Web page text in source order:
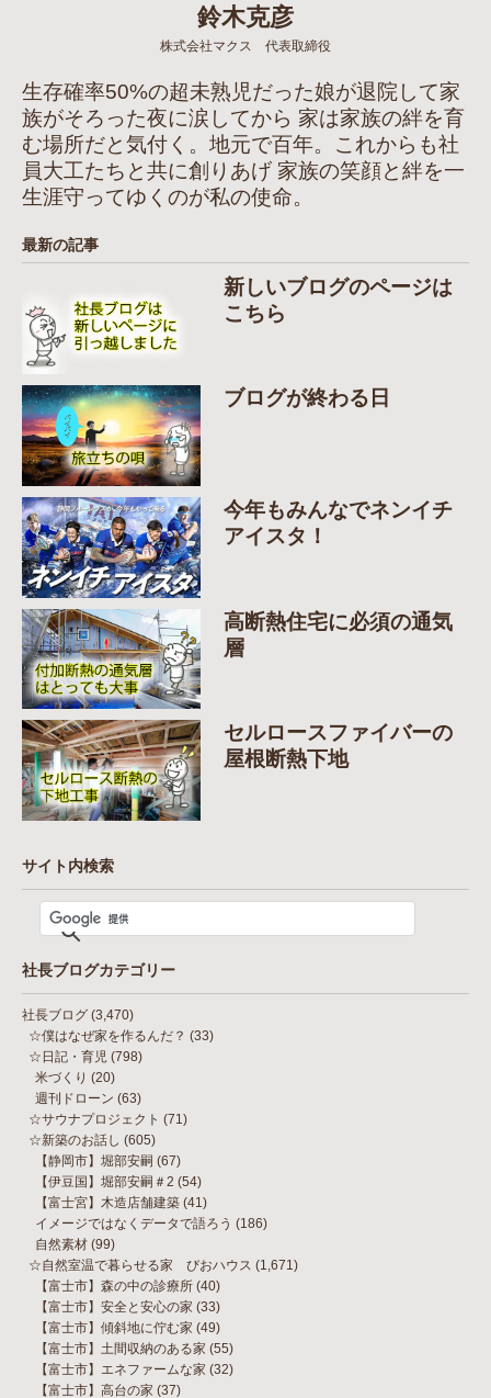
鈴木克彦
株式会社マクス 代表取締役
生存確率50%の超未熟児だった娘が退院して家
族がそろった夜に涙してから 家は家族の絆を育
む場所だと気付く。地元で百年。これからも社
員大工たちと共に創りあげ 家族の笑顔と絆を一
生涯守ってゆくのが私の使命。
最新の記事
新しいブログのページは
こちら
ブログが終わる日
今年もみんなでネンイチ
アイスタ！
高断熱住宅に必須の通気
層
セルロースファイバーの
屋根断熱下地
サイト内検索
社長ブログカテゴリー
社長ブログ (3,470)
☆僕はなぜ家を作るんだ？ (33)
☆日記・育児 (798)
米づくり (20)
週刊ドローン (63)
☆サウナプロジェクト (71)
☆新築のお話し (605)
【静岡市】堀部安嗣 (67)
【伊豆国】堀部安嗣＃2 (54)
【富士宮】木造店舗建築 (41)
イメージではなくデータで語ろう (186)
自然素材 (99)
☆自然室温で暮らせる家 びおハウス (1,671)
【富士市】森の中の診療所 (40)
【富士市】安全と安心の家 (33)
【富士市】傾斜地に佇む家 (49)
【富士市】土間収納のある家 (55)
【富士市】エネファームな家 (32)
【富士市】高台の家 (37)